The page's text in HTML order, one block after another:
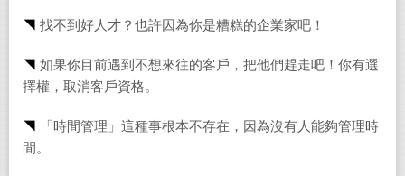
◥ 找不到好人才？也許因為你是糟糕的企業家吧！
◥ 如果你目前遇到不想來往的客戶，把他們趕走吧！你有選
擇權，取消客戶資格。
◥
「時間管理」這種事根本不存在，因為沒有人能夠管理時
間。